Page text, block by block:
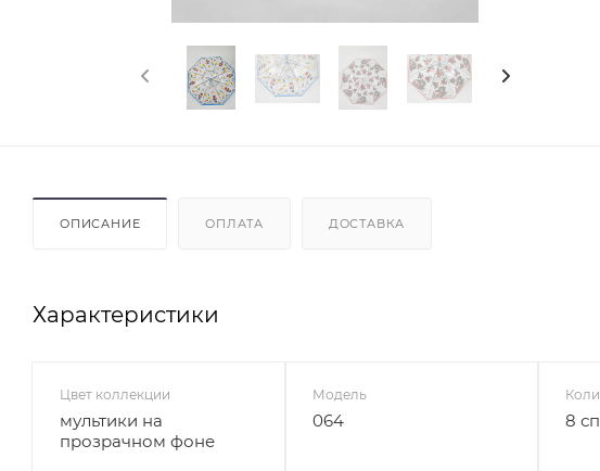
ОПИСАНИЕ ОПЛАТА ДОСТАВКА
Характеристики
Цвет коллекции
мультики на
прозрачном фоне
Модель
064 8